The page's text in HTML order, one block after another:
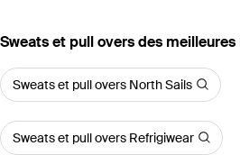
‪Sweats et pull overs‬ des
Sweats et pull overs North Sails
Sweats et pull overs Refrigiwear